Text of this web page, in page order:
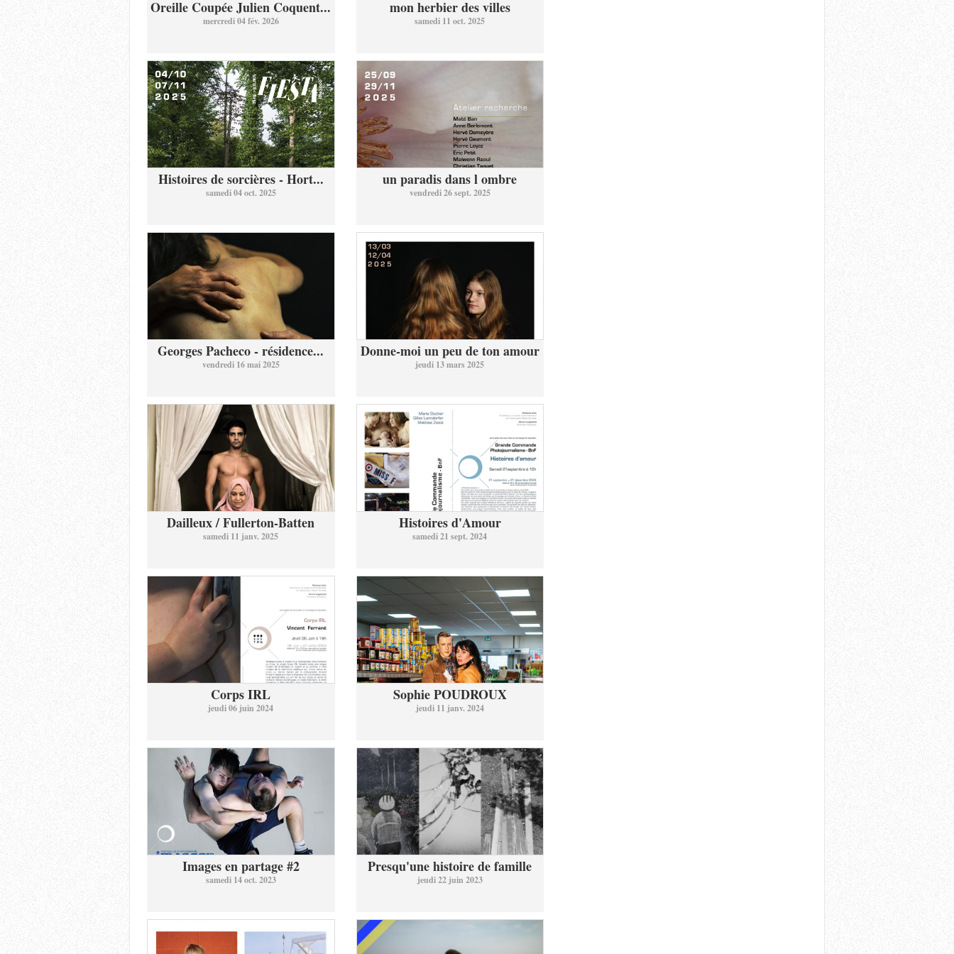
Oreille Coupée Julien Coquent...
mercredi 04 fév. 2026
mon herbier des villes
samedi 11 oct. 2025
Histoires de sorcières - Hort...
samedi 04 oct. 2025
un paradis dans l ombre
vendredi 26 sept. 2025
Georges Pacheco - résidence...
vendredi 16 mai 2025
Donne-moi un peu de ton amour
jeudi 13 mars 2025
Dailleux / Fullerton-Batten
samedi 11 janv. 2025
Histoires d'Amour
samedi 21 sept. 2024
Corps IRL
jeudi 06 juin 2024
Sophie POUDROUX
jeudi 11 janv. 2024
Images en partage #2
samedi 14 oct. 2023
Presqu'une histoire de famille
jeudi 22 juin 2023